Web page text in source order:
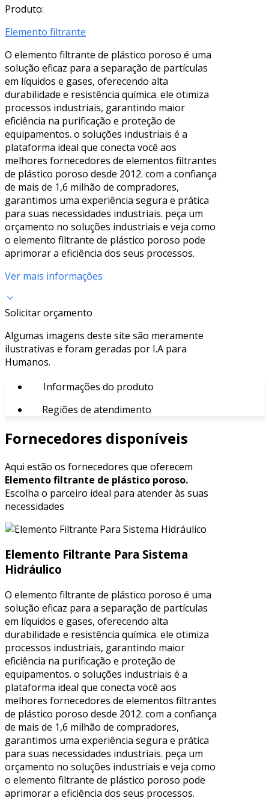
Produto:
Elemento filtrante
O elemento filtrante de plástico poroso é uma
solução eficaz para a separação de partículas
em líquidos e gases, oferecendo alta
durabilidade e resistência química. ele otimiza
processos industriais, garantindo maior
eficiência na purificação e proteção de
equipamentos. o soluções industriais é a
plataforma ideal que conecta você aos
melhores fornecedores de elementos filtrantes
de plástico poroso desde 2012. com a confiança
de mais de 1,6 milhão de compradores,
garantimos uma experiência segura e prática
para suas necessidades industriais. peça um
orçamento no soluções industriais e veja como
o elemento filtrante de plástico poroso pode
aprimorar a eficiência dos seus processos.
Ver mais informações
Solicitar orçamento
Algumas imagens deste site são meramente
ilustrativas e foram geradas por I.A para
Humanos.
Informações do produto
Regiões de atendimento
Fornecedores disponíveis
Aqui estão os fornecedores que oferecem
Elemento filtrante de plástico poroso.
Escolha o parceiro ideal para atender às suas
necessidades
Elemento Filtrante Para Sistema
Hidráulico
O elemento filtrante de plástico poroso é uma
solução eficaz para a separação de partículas
em líquidos e gases, oferecendo alta
durabilidade e resistência química. ele otimiza
processos industriais, garantindo maior
eficiência na purificação e proteção de
equipamentos. o soluções industriais é a
plataforma ideal que conecta você aos
melhores fornecedores de elementos filtrantes
de plástico poroso desde 2012. com a confiança
de mais de 1,6 milhão de compradores,
garantimos uma experiência segura e prática
para suas necessidades industriais. peça um
orçamento no soluções industriais e veja como
o elemento filtrante de plástico poroso pode
aprimorar a eficiência dos seus processos.